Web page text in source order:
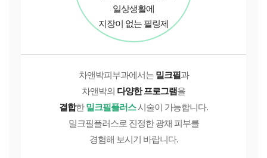
일상생활에
지장이 없는 필링제
차앤박피부과에서는 밀크필과
차앤박의 다양한 프로그램을
결합한밀크필플러스시술이 가능합니다.
밀크필플러스로 진정한 광채 피부를
경험해 보시기 바랍니다.